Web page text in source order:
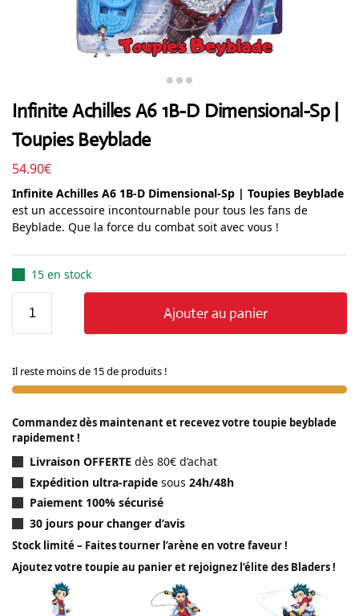
Infinite Achilles A6 1B-D Dimensional-Sp |
Toupies Beyblade
54.90€
Infinite Achilles A6 1B-D Dimensional-Sp | Toupies Beyblade
est un accessoire incontournable pour tous les fans de
Beyblade. Que la force du combat soit avec vous !
15 en stock
Ajouter au panier
Il reste moins de 15 de produits !
Commandez dès maintenant et recevez votre toupie beyblade
rapidement !
Livraison OFFERTE dès 80€ d’achat
Expédition ultra-rapide sous 24h/48h
Paiement 100% sécurisé
30 jours pour changer d’avis
Stock limité – Faites tourner l’arène en votre faveur !
Ajoutez votre toupie au panier et rejoignez l’élite des Bladers !